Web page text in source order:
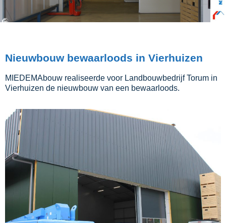
Nieuwbouw bewaarloods in Vierhuizen
MIEDEMAbouw realiseerde voor Landbouwbedrijf Torum in
Vierhuizen de nieuwbouw van een bewaarloods.